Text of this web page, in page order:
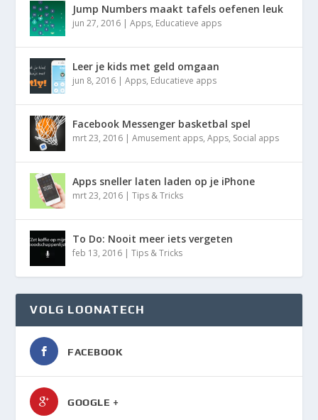
Jump Numbers maakt tafels oefenen leuk
jun 27, 2016 |Apps, Educatieve apps
Leer je kids met geld omgaan
jun 8, 2016 |Apps, Educatieve apps
Facebook Messenger basketbal spel
mrt 23, 2016 |Amusement apps,Apps, Social apps
Apps sneller laten laden op je iPhone
mrt 23, 2016 |Tips & Tricks
To Do: Nooit meer iets vergeten
feb 13, 2016 |Tips & Tricks
VOLG LOONATECH
FACEBOOK
GOOGLE +